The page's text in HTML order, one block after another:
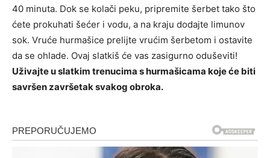
40 minuta. Dok se kolači peku, pripremite šerbet tako što
ćete prokuhati šećer i vodu, a na kraju dodajte limunov
sok. Vruće hurmašice prelijte vrućim šerbetom i ostavite
da se ohlade. Ovaj slatkiš će vas zasigurno oduševiti!
Uživajte u slatkim trenucima s hurmašicama koje će biti
savršen završetak svakog obroka.